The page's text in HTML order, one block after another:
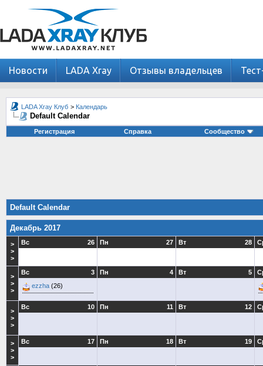
Новости LADA Xray Отзывы владельцев
LADA Xray Клуб > Календарь
Default Calendar
Регистрация Справка Сообщество
Default Calendar
Декабрь 2017
>
>
>
26
Вс 27
Пн 28
Вт
>
>
>
3
Вс
ezzha (26)
4
Пн 5
Вт
>
>
>
10
Вс 11
Пн 12
Вт
>
>
>
17
Вс 18
Пн 19
Вт